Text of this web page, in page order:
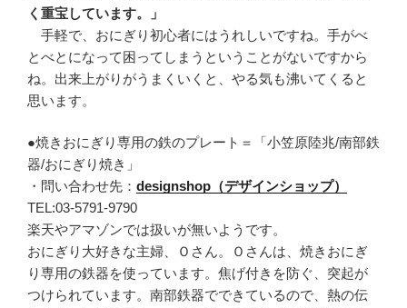
く重宝しています。」
手軽で、おにぎり初心者にはうれしいですね。手がべ
とべとになって困ってしまうということがないですから
ね。出来上がりがうまくいくと、やる気も沸いてくると
思います。
●焼きおにぎり専用の鉄のプレート＝「小笠原陸兆/南部鉄
器/おにぎり焼き」
・問い合わせ先： designshop（デザインショップ）
TEL:03-5791-9790
楽天やアマゾンでは扱いが無いようです。
おにぎり大好きな主婦、Ｏさん。Ｏさんは、焼きおにぎ
り専用の鉄器を使っています。焦げ付きを防ぐ、突起が
つけられています。南部鉄器でできているので、熱の伝